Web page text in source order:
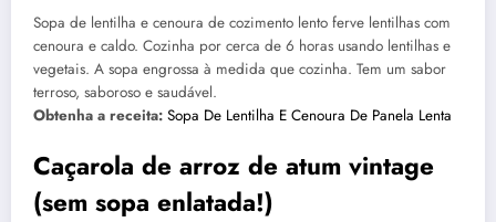
Sopa de lentilha e cenoura de cozimento lento ferve lentilhas com
cenoura e caldo. Cozinha por cerca de 6 horas usando lentilhas e
vegetais. A sopa engrossa à medida que cozinha. Tem um sabor
terroso, saboroso e saudável.
Obtenha a receita: Sopa De Lentilha E Cenoura De Panela Lenta
Caçarola de arroz de atum vintage
(sem sopa enlatada!)